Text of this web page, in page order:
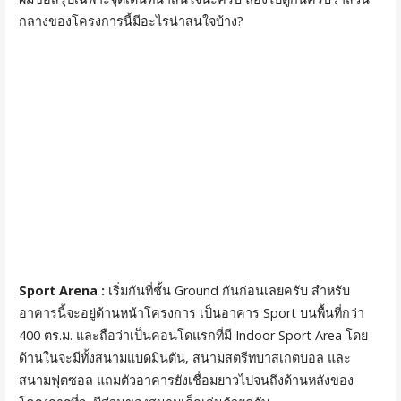
กลางของโครงการนี้มีอะไรน่าสนใจบ้าง?
Sport Arena : เริ่มกันที่ชั้น Ground กันก่อนเลยครับ สำหรับ
อาคารนี้จะอยู่ด้านหน้าโครงการ เป็นอาคาร Sport บนพื้นที่กว่า
400 ตร.ม. และถือว่าเป็นคอนโดแรกที่มี Indoor Sport Area โดย
ด้านในจะมีทั้งสนามแบดมินตัน, สนามสตรีทบาสเกตบอล และ
สนามฟุตซอล แถมตัวอาคารยังเชื่อมยาวไปจนถึงด้านหลังของ